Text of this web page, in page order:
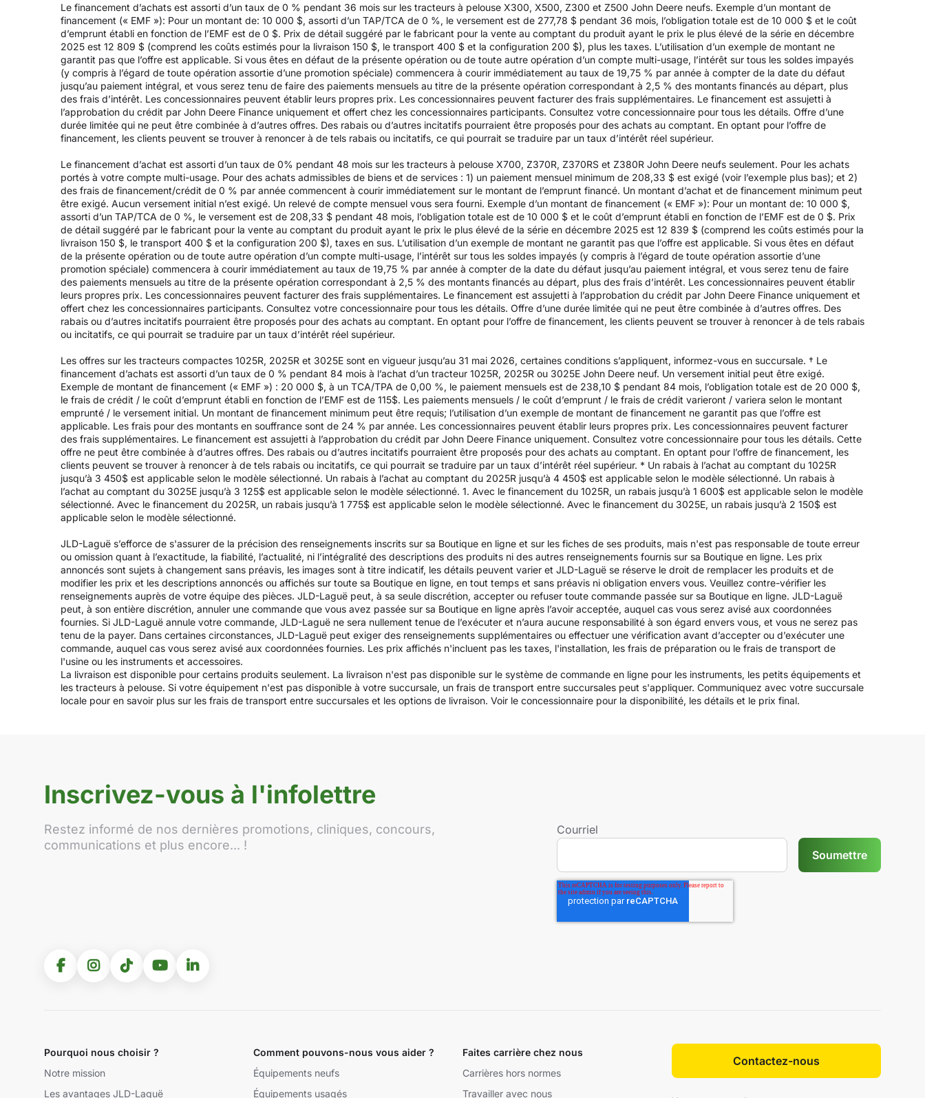
Le financement d’achats est assorti d’un taux de 0 % pendant 36 mois sur les tracteurs à pelouse X300, X500, Z300 et Z500 John Deere neufs. Exemple d’un montant de
financement (« EMF »): Pour un montant de: 10 000 $, assorti d’un TAP/TCA de 0 %, le versement est de 277,78 $ pendant 36 mois, l’obligation totale est de 10 000 $ et le coût
d’emprunt établi en fonction de l’EMF est de 0 $. Prix de détail suggéré par le fabricant pour la vente au comptant du produit ayant le prix le plus élevé de la série en décembre
2025 est 12 809 $ (comprend les coûts estimés pour la livraison 150 $, le transport 400 $ et la configuration 200 $), plus les taxes. L’utilisation d’un exemple de montant ne
garantit pas que l’offre est applicable. Si vous êtes en défaut de la présente opération ou de toute autre opération d’un compte multi-usage, l’intérêt sur tous les soldes impayés
(y compris à l’égard de toute opération assortie d’une promotion spéciale) commencera à courir immédiatement au taux de 19,75 % par année à compter de la date du défaut
jusqu’au paiement intégral, et vous serez tenu de faire des paiements mensuels au titre de la présente opération correspondant à 2,5 % des montants financés au départ, plus
des frais d’intérêt. Les concessionnaires peuvent établir leurs propres prix. Les concessionnaires peuvent facturer des frais supplémentaires. Le financement est assujetti à
l’approbation du crédit par John Deere Finance uniquement et offert chez les concessionnaires participants. Consultez votre concessionnaire pour tous les détails. Offre d’une
durée limitée qui ne peut être combinée à d’autres offres. Des rabais ou d’autres incitatifs pourraient être proposés pour des achats au comptant. En optant pour l’offre de
financement, les clients peuvent se trouver à renoncer à de tels rabais ou incitatifs, ce qui pourrait se traduire par un taux d’intérêt réel supérieur.
Le financement d’achat est assorti d’un taux de 0% pendant 48 mois sur les tracteurs à pelouse X700, Z370R, Z370RS et Z380R John Deere neufs seulement. Pour les achats
portés à votre compte multi-usage. Pour des achats admissibles de biens et de services : 1) un paiement mensuel minimum de 208,33 $ est exigé (voir l’exemple plus bas); et 2)
des frais de financement/crédit de 0 % par année commencent à courir immédiatement sur le montant de l’emprunt financé. Un montant d’achat et de financement minimum peut
être exigé. Aucun versement initial n’est exigé. Un relevé de compte mensuel vous sera fourni. Exemple d’un montant de financement (« EMF »): Pour un montant de: 10 000 $,
assorti d’un TAP/TCA de 0 %, le versement est de 208,33 $ pendant 48 mois, l’obligation totale est de 10 000 $ et le coût d’emprunt établi en fonction de l’EMF est de 0 $. Prix
de détail suggéré par le fabricant pour la vente au comptant du produit ayant le prix le plus élevé de la série en décembre 2025 est 12 839 $ (comprend les coûts estimés pour la
livraison 150 $, le transport 400 $ et la configuration 200 $), taxes en sus. L’utilisation d’un exemple de montant ne garantit pas que l’offre est applicable. Si vous êtes en défaut
de la présente opération ou de toute autre opération d’un compte multi-usage, l’intérêt sur tous les soldes impayés (y compris à l’égard de toute opération assortie d’une
promotion spéciale) commencera à courir immédiatement au taux de 19,75 % par année à compter de la date du défaut jusqu’au paiement intégral, et vous serez tenu de faire
des paiements mensuels au titre de la présente opération correspondant à 2,5 % des montants financés au départ, plus des frais d’intérêt. Les concessionnaires peuvent établir
leurs propres prix. Les concessionnaires peuvent facturer des frais supplémentaires. Le financement est assujetti à l’approbation du crédit par John Deere Finance uniquement et
offert chez les concessionnaires participants. Consultez votre concessionnaire pour tous les détails. Offre d’une durée limitée qui ne peut être combinée à d’autres offres. Des
rabais ou d’autres incitatifs pourraient être proposés pour des achats au comptant. En optant pour l’offre de financement, les clients peuvent se trouver à renoncer à de tels rabais
ou incitatifs, ce qui pourrait se traduire par un taux d’intérêt réel supérieur.
Les offres sur les tracteurs compactes 1025R, 2025R et 3025E sont en vigueur jusqu’au 31 mai 2026, certaines conditions s’appliquent, informez-vous en succursale. † Le
financement d’achats est assorti d’un taux de 0 % pendant 84 mois à l’achat d’un tracteur 1025R, 2025R ou 3025E John Deere neuf. Un versement initial peut être exigé.
Exemple de montant de financement (« EMF ») : 20 000 $, à un TCA/TPA de 0,00 %, le paiement mensuels est de 238,10 $ pendant 84 mois, l’obligation totale est de 20 000 $,
le frais de crédit / le coût d’emprunt établi en fonction de l’EMF est de 115$. Les paiements mensuels / le coût d’emprunt / le frais de crédit varieront / variera selon le montant
emprunté / le versement initial. Un montant de financement minimum peut être requis; l’utilisation d’un exemple de montant de financement ne garantit pas que l’offre est
applicable. Les frais pour des montants en souffrance sont de 24 % par année. Les concessionnaires peuvent établir leurs propres prix. Les concessionnaires peuvent facturer
des frais supplémentaires. Le financement est assujetti à l’approbation du crédit par John Deere Finance uniquement. Consultez votre concessionnaire pour tous les détails. Cette
offre ne peut être combinée à d’autres offres. Des rabais ou d’autres incitatifs pourraient être proposés pour des achats au comptant. En optant pour l’offre de financement, les
clients peuvent se trouver à renoncer à de tels rabais ou incitatifs, ce qui pourrait se traduire par un taux d’intérêt réel supérieur. * Un rabais à l’achat au comptant du 1025R
jusqu’à 3 450$ est applicable selon le modèle sélectionné. Un rabais à l’achat au comptant du 2025R jusqu’à 4 450$ est applicable selon le modèle sélectionné. Un rabais à
l’achat au comptant du 3025E jusqu’à 3 125$ est applicable selon le modèle sélectionné. 1. Avec le financement du 1025R, un rabais jusqu’à 1 600$ est applicable selon le modèle
sélectionné. Avec le financement du 2025R, un rabais jusqu’à 1 775$ est applicable selon le modèle sélectionné. Avec le financement du 3025E, un rabais jusqu’à 2 150$ est
applicable selon le modèle sélectionné.
JLD-Laguë s’efforce de s'assurer de la précision des renseignements inscrits sur sa Boutique en ligne et sur les fiches de ses produits, mais n'est pas responsable de toute erreur
ou omission quant à l’exactitude, la fiabilité, l’actualité, ni l’intégralité des descriptions des produits ni des autres renseignements fournis sur sa Boutique en ligne. Les prix
annoncés sont sujets à changement sans préavis, les images sont à titre indicatif, les détails peuvent varier et JLD-Laguë se réserve le droit de remplacer les produits et de
modifier les prix et les descriptions annoncés ou affichés sur toute sa Boutique en ligne, en tout temps et sans préavis ni obligation envers vous. Veuillez contre-vérifier les
renseignements auprès de votre équipe des pièces. JLD-Laguë peut, à sa seule discrétion, accepter ou refuser toute commande passée sur sa Boutique en ligne. JLD-Laguë
peut, à son entière discrétion, annuler une commande que vous avez passée sur sa Boutique en ligne après l’avoir acceptée, auquel cas vous serez avisé aux coordonnées
fournies. Si JLD-Laguë annule votre commande, JLD-Laguë ne sera nullement tenue de l’exécuter et n’aura aucune responsabilité à son égard envers vous, et vous ne serez pas
tenu de la payer. Dans certaines circonstances, JLD-Laguë peut exiger des renseignements supplémentaires ou effectuer une vérification avant d’accepter ou d’exécuter une
commande, auquel cas vous serez avisé aux coordonnées fournies. Les prix affichés n'incluent pas les taxes, l'installation, les frais de préparation ou le frais de transport de
l'usine ou les instruments et accessoires.
La livraison est disponible pour certains produits seulement. La livraison n'est pas disponible sur le système de commande en ligne pour les instruments, les petits équipements et
les tracteurs à pelouse. Si votre équipement n'est pas disponible à votre succursale, un frais de transport entre succursales peut s'appliquer. Communiquez avec votre succursale
locale pour en savoir plus sur les frais de transport entre succursales et les options de livraison. Voir le concessionnaire pour la disponibilité, les détails et le prix final.
Inscrivez-vous à l'infolettre
Restez informé de nos dernières promotions, cliniques, concours,
communications et plus encore... !
Courriel
Pourquoi nous choisir ?
Notre mission
Les avantages JLD-Laguë
Comment pouvons-nous vous aider ?
Équipements neufs
Équipements usagés
Faites carrière chez nous
Carrières hors normes
Travailler avec nous
Contactez-nous